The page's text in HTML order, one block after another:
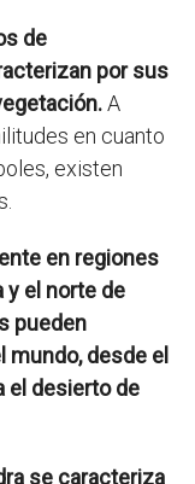
de
por sus
A
en cuanto
existen
en regiones
y el norte de
pueden
desde el
el desierto de
se caracteriza